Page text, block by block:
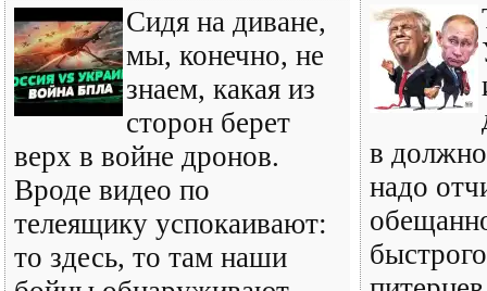
Сидя на диване,
мы, конечно, не
знаем, какая из
сторон берет
верх в войне дронов.
Вроде видео по
телеящику успокаивают:
то здесь, то там наши
в
надо